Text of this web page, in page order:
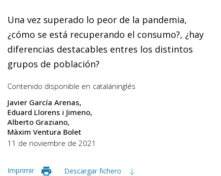
Una vez superado lo peor de la pandemia,
¿cómo se está recuperando el consumo?, ¿hay
diferencias destacables entres los distintos
grupos de población?
Contenido disponible en cataláninglés
Javier García Arenas
Eduard Llorens i Jimeno
Alberto Graziano
Màxim Ventura Bolet
11 de noviembre de 2021
Imprimir Descargar fichero